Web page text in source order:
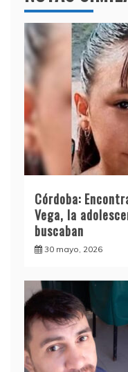
Córdoba:
Vega, la
buscaban
30 mayo, 2026